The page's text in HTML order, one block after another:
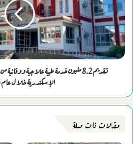
تقديم 8.2 مليون خدمة طبية علاجية
الإسكندرية خلال عام 2025
مقالات ذات صلة